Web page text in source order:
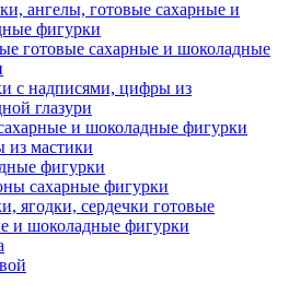
ангелы, готовые сахарные и
фигурки
готовые сахарные и шоколадные
с надписями, цифры из
глазури
и шоколадные фигурки
из мастики
фигурки
сахарные фигурки
ягодки, сердечки готовые
и шоколадные фигурки